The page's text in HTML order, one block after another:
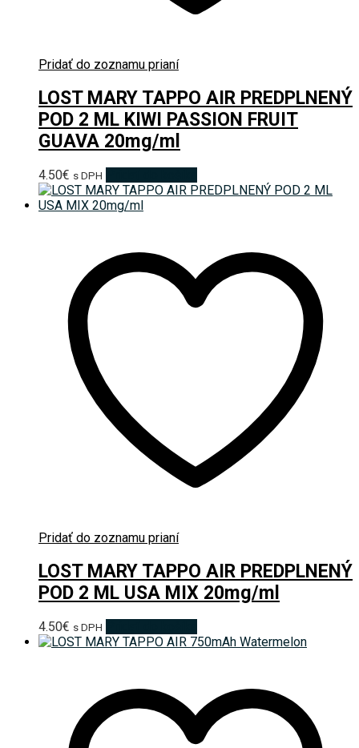
Pridať do zoznamu prianí
LOST MARY TAPPO AIR PREDPLNENÝ
POD 2 ML KIWI PASSION FRUIT
GUAVA 20mg/ml
4.50€ s DPH
Pridať do zoznamu prianí
LOST MARY TAPPO AIR PREDPLNENÝ
POD 2 ML USA MIX 20mg/ml
4.50€ s DPH